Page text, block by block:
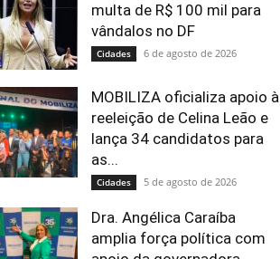
multa de R$ 100 mil para
vândalos no DF
Cidades 6 de agosto de 2026
MOBILIZA oficializa apoio à
reeleição de Celina Leão e
lança 34 candidatos para
as...
Cidades 5 de agosto de 2026
Dra. Angélica Caraíba
amplia força política com